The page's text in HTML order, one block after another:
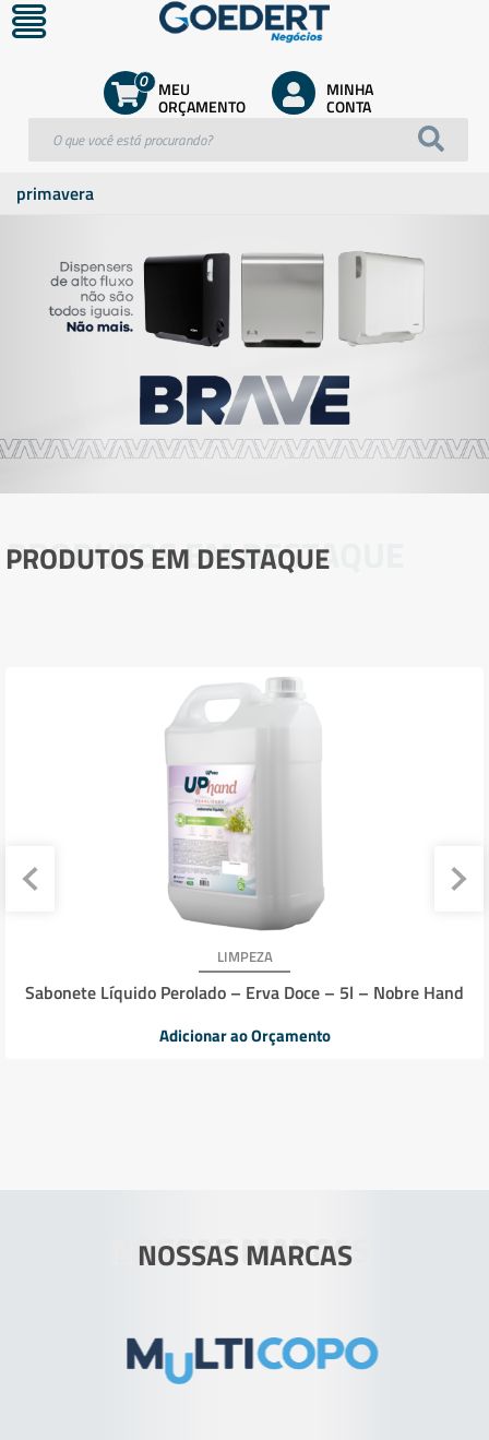
MEU
ORÇAMENTO
0 MINHA
CONTA
primavera
PRODUTOS EM DESTAQUE
PRODUTOS EM DESTAQUE
LIMPEZA
Sabonete Líquido Perolado – Erva Doce – 5l – Nobre Hand
Adicionar ao Orçamento
NOSSAS MARCAS
NOSSAS MARCAS